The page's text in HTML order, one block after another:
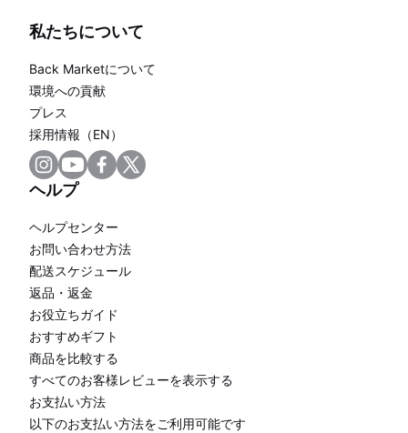
私たちについて
Back Marketについて
環境への貢献
プレス
採用情報（EN）
ヘルプ
ヘルプセンター
お問い合わせ方法
配送スケジュール
返品・返金
お役立ちガイド
おすすめギフト
商品を比較する
すべてのお客様レビューを表示する
お支払い方法
以下のお支払い方法をご利用可能です